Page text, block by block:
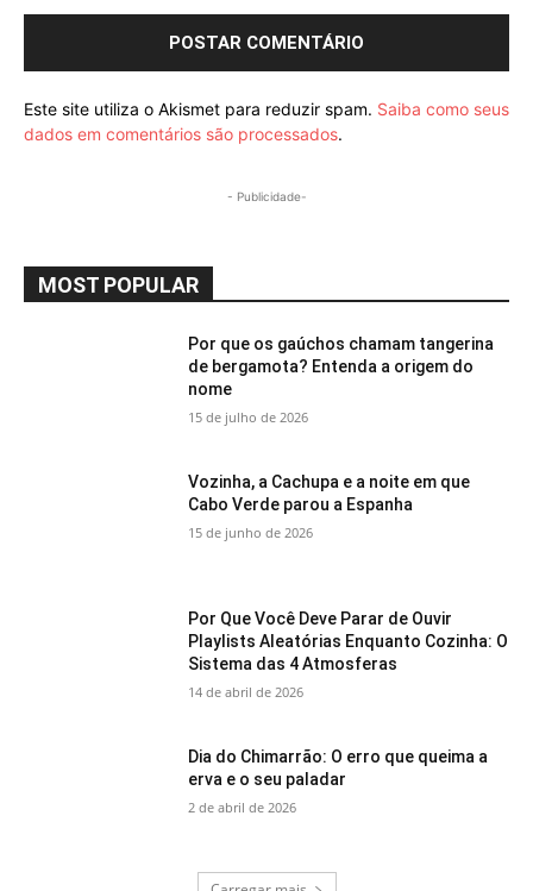
Este site utiliza o Akismet para reduzir spam. Saiba como seus
dados em comentários são processados.
- Publicidade-
MOST POPULAR
Por que os gaúchos chamam tangerina
de bergamota? Entenda a origem do
nome
15 de julho de 2026
Vozinha, a Cachupa e a noite em que
Cabo Verde parou a Espanha
15 de junho de 2026
Por Que Você Deve Parar de Ouvir
Playlists Aleatórias Enquanto Cozinha: O
Sistema das 4 Atmosferas
14 de abril de 2026
Dia do Chimarrão: O erro que queima a
erva e o seu paladar
2 de abril de 2026